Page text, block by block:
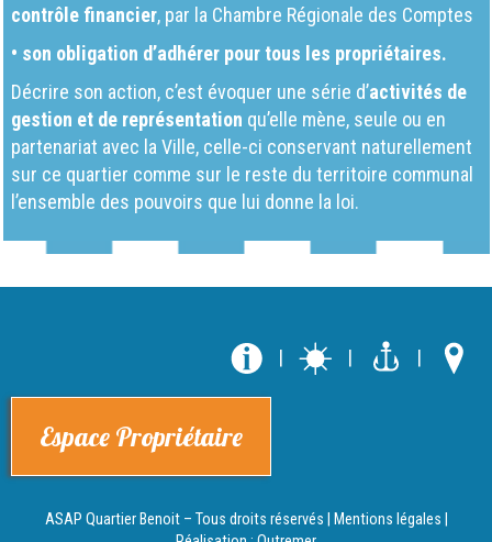
contrôle financier, par la Chambre Régionale des Comptes
• son obligation d’adhérer pour tous les propriétaires.
Décrire son action, c’est évoquer une série d’activités de
gestion et de représentation qu’elle mène, seule ou en
partenariat avec la Ville, celle-ci conservant naturellement
sur ce quartier comme sur le reste du territoire communal
l’ensemble des pouvoirs que lui donne la loi.
| | |
Espace Propriétaire
ASAP Quartier Benoit – Tous droits réservés | Mentions légales